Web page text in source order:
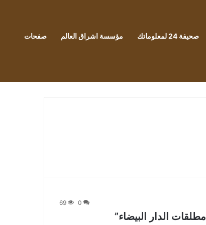
صحيفة 24 لمعلوماتك مؤسسة اشراق العالم صفحات
0
69
الدار البيضاء”